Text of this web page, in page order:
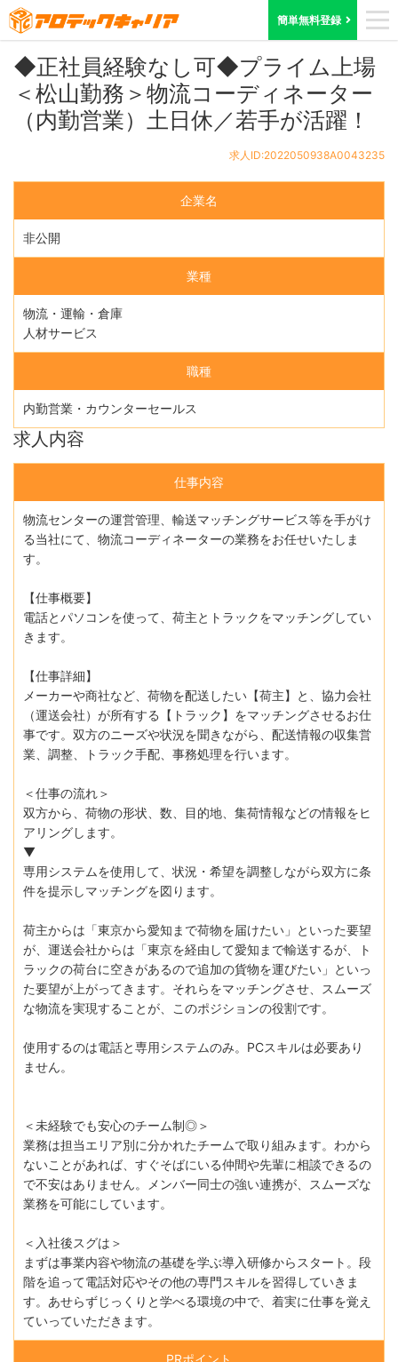
簡単無料登録
ホーム 求人検索 愛媛県 求人ID:2022050938A0043235
◆正社員経験なし可◆プライム上場
＜松山勤務＞物流コーディネーター
（内勤営業）土日休／若手が活躍！
求人ID:2022050938A0043235
企業名
非公開
業種
物流・運輸・倉庫
人材サービス
職種
内勤営業・カウンターセールス
求人内容
仕事内容
物流センターの運営管理、輸送マッチングサービス等を手がけ
る当社にて、物流コーディネーターの業務をお任せいたしま
す。
【仕事概要】
電話とパソコンを使って、荷主とトラックをマッチングしてい
きます。
【仕事詳細】
メーカーや商社など、荷物を配送したい【荷主】と、協力会社
（運送会社）が所有する【トラック】をマッチングさせるお仕
事です。双方のニーズや状況を聞きながら、配送情報の収集営
業、調整、トラック手配、事務処理を行います。
＜仕事の流れ＞
双方から、荷物の形状、数、目的地、集荷情報などの情報をヒ
アリングします。
▼
専用システムを使用して、状況・希望を調整しながら双方に条
件を提示しマッチングを図ります。
荷主からは「東京から愛知まで荷物を届けたい」といった要望
が、運送会社からは「東京を経由して愛知まで輸送するが、ト
ラックの荷台に空きがあるので追加の貨物を運びたい」といっ
た要望が上がってきます。それらをマッチングさせ、スムーズ
な物流を実現することが、このポジションの役割です。
使用するのは電話と専用システムのみ。PCスキルは必要あり
ません。
＜未経験でも安心のチーム制◎＞
業務は担当エリア別に分かれたチームで取り組みます。わから
ないことがあれば、すぐそばにいる仲間や先輩に相談できるの
で不安はありません。メンバー同士の強い連携が、スムーズな
業務を可能にしています。
＜入社後スグは＞
まずは事業内容や物流の基礎を学ぶ導入研修からスタート。段
階を追って電話対応やその他の専門スキルを習得していきま
す。あせらずじっくりと学べる環境の中で、着実に仕事を覚え
ていっていただきます。
PRポイント